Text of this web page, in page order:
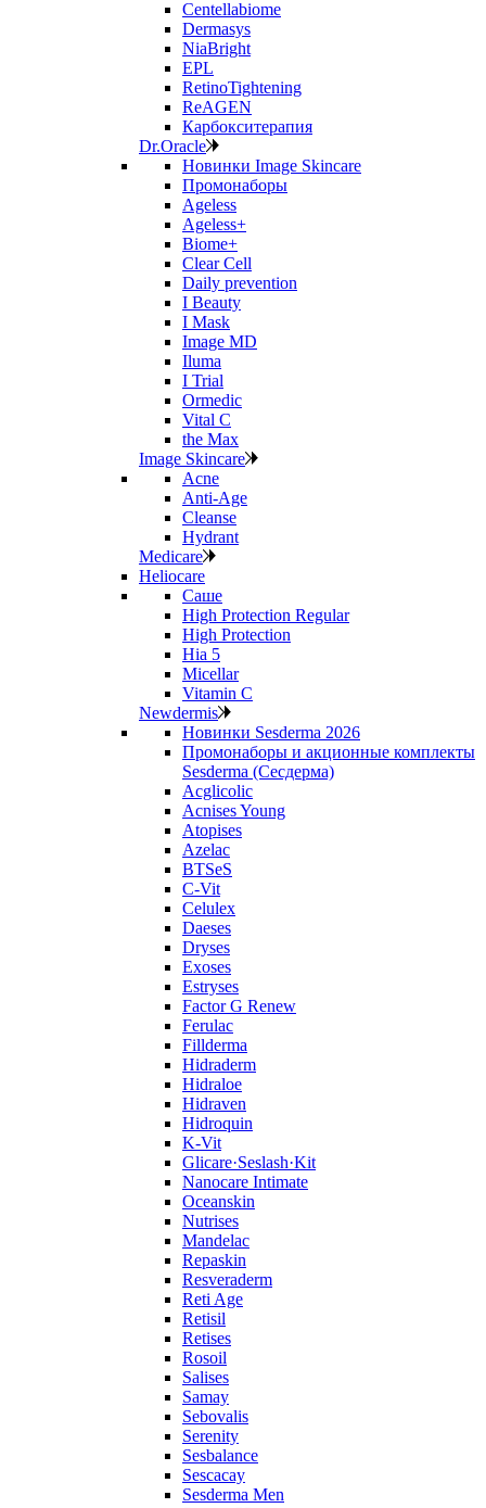
Centellabiome
Dermasys
NiaBright
EPL
RetinoTightening
ReAGEN
Карбокситерапия
Dr.Oracle
Новинки Image Skincare
Промонаборы
Ageless
Ageless+
Biome+
Clear Cell
Daily prevention
I Beauty
I Mask
Image MD
Iluma
I Trial
Ormedic
Vital C
the Max
Image Skincare
Acne
Anti‑Age
Cleanse
Hydrant
Medicare
Heliocare
Саше
High Protection Regular
High Protection
Hia 5
Micellar
Vitamin C
Newdermis
Новинки Sesderma 2026
Промонаборы и акционные комплекты
Sesderma (Сесдерма)
Acglicolic
Acnises Young
Atopises
Azelac
BTSeS
C‑Vit
Celulex
Daeses
Dryses
Exoses
Estryses
Factor G Renew
Ferulac
Fillderma
Hidraderm
Hidraloe
Hidraven
Hidroquin
K-Vit
Glicare·Seslash·Kit
Nanocare Intimate
Oceanskin
Nutrises
Mandelac
Repaskin
Resveraderm
Reti Age
Retisil
Retises
Rosoil
Salises
Samay
Sebovalis
Serenity
Sesbalance
Sescacay
Sesderma Men